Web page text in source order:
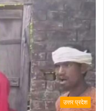
उत्तर प्रदेश